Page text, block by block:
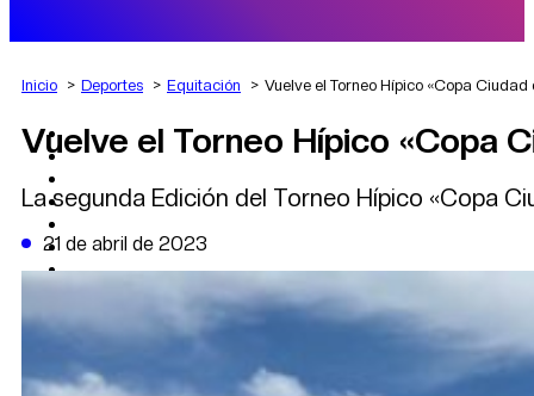
AGRO
DEPORTES
POLÍTICA
DATA FIRME
DE LA TRIBUNA TV
Inicio Deportes Equitación Vuelve el Torneo Hípico «Copa Ciudad
Vuelve el Torneo Hípico «Copa
La segunda Edición del Torneo Hípico «Copa
21 de abril de 2023